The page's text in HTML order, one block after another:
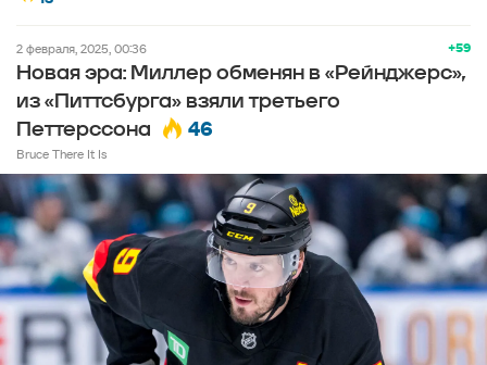
+59
2 февраля, 2025, 00:36
Новая эра: Миллер обменян в «Рейнджерс»,
из «Питтсбурга» взяли третьего
Петтерссона
46
Bruce There It Is